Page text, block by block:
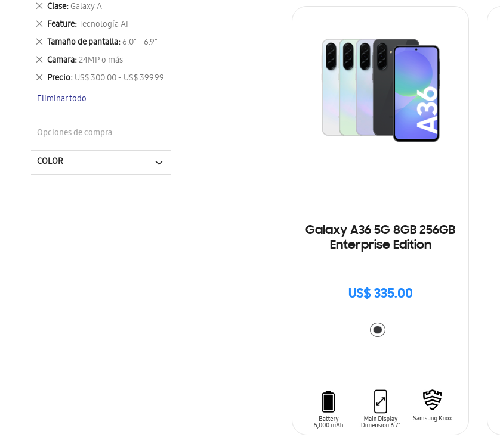
Galaxy A36 5G 8GB 256GB
Enterprise Edition
US$ 335.00
artículo
Clase Galaxy A
Eliminar
este
artículo
Feature Tecnología AI
Eliminar
este
artículo
Tamaño de pantalla 6.0" - 6.9"
Eliminar
este
artículo
Camara 24MP o más
Eliminar
este
artículo
Precio US$ 300.00 - US$ 399.99
Eliminar
artículo
Eliminar todo
Opciones de compra
COLOR